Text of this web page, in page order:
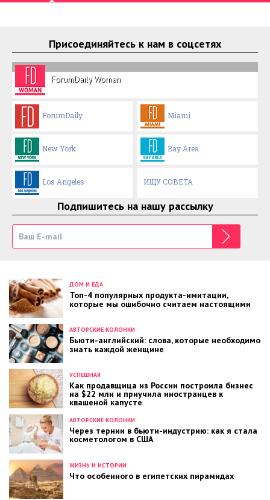
Присоединяйтесь к нам в соцсетях
ForumDaily Woman
ForumDaily Miami
New York Bay Area
Los Angeles ИЩУ СОВЕТА
Подпишитесь на нашу рассылку
ДОМ И ЕДА
Топ-4 популярных продукта-имитации,
которые мы ошибочно считаем настоящими
АВТОРСКИЕ КОЛОНКИ
Бьюти-английский: слова, которые необходимо
знать каждой женщине
АВТОРСКИЕ КОЛОНКИ
Через тернии в бьюти-индустрию: как я стала
косметологом в США
УСПЕШНАЯ
Как продавщица из России построила бизнес
на $22 млн и приучила иностранцев к
квашеной капусте
ЖИЗНЬ И ИСТОРИИ
Что особенного в египетских пирамидах